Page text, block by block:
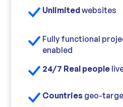
Unlimitedwebsites
Fully functional
enabled
24/7 Real people
Countries geo-